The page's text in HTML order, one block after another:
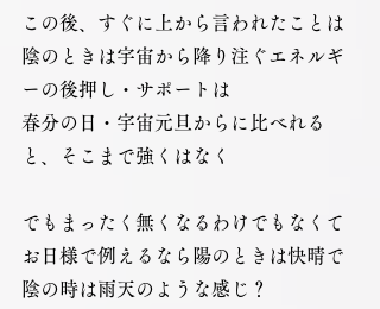
この後、すぐに上から言われたことは
陰のときは宇宙から降り注ぐエネルギ
ーの後押し・サポートは
春分の日・宇宙元旦からに比べれる
と、そこまで強くはなく
でもまったく無くなるわけでもなくて
お日様で例えるなら陽のときは快晴で
陰の時は雨天のような感じ？